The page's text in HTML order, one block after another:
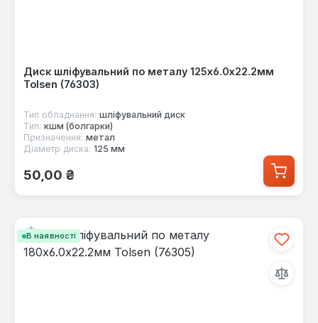
Диск шліфувальний по металу 125х6.0х22.2мм
Tolsen (76303)
Тип обладнання: шліфувальний диск
Тип: кшм (болгарки)
Призначення: метал
Діаметр диска: 125 мм
Звичайна ціна:
50,00 ₴
В наявності